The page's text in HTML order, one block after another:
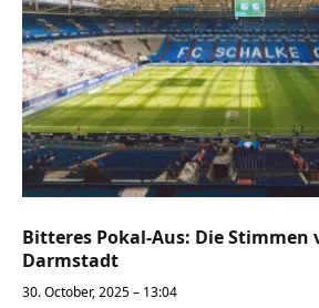
Bitteres Pokal-Aus: Die Stimmen
Darmstadt
30. October, 2025 – 13:04